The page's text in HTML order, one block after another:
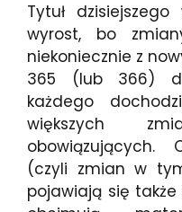
Tytuł
wyrost, bo
niekoniecznie z
365 (lub 366)
każdego
większych
obowiązujących.
(czyli zmian w
pojawiają się